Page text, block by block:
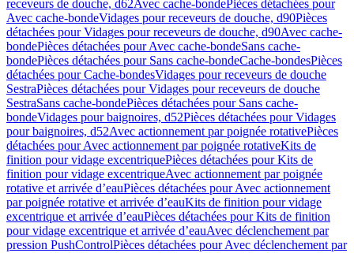
receveurs de douche, d62Avec cache-bondePièces détachées pour
Avec cache-bondeVidages pour receveurs de douche, d90Pièces
détachées pour Vidages pour receveurs de douche, d90Avec cache-
bondePièces détachées pour Avec cache-bondeSans cache-
bondePièces détachées pour Sans cache-bondeCache-bondesPièces
détachées pour Cache-bondesVidages pour receveurs de douche
SestraPièces détachées pour Vidages pour receveurs de douche
SestraSans cache-bondePièces détachées pour Sans cache-
bondeVidages pour baignoires, d52Pièces détachées pour Vidages
pour baignoires, d52Avec actionnement par poignée rotativePièces
détachées pour Avec actionnement par poignée rotativeKits de
finition pour vidage excentriquePièces détachées pour Kits de
finition pour vidage excentriqueAvec actionnement par poignée
rotative et arrivée d’eauPièces détachées pour Avec actionnement
par poignée rotative et arrivée d’eauKits de finition pour vidage
excentrique et arrivée d’eauPièces détachées pour Kits de finition
pour vidage excentrique et arrivée d’eauAvec déclenchement par
pression PushControlPièces détachées pour Avec déclenchement par